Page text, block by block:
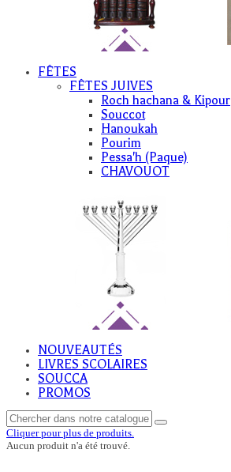
FÊTES
FÊTES JUIVES
Roch hachana & Kipour
Souccot
Hanoukah
Pourim
Pessa'h (Paque)
CHAVOUOT
NOUVEAUTÉS
LIVRES SCOLAIRES
SOUCCA
PROMOS
Cliquer pour plus de produits.
Aucun produit n'a été trouvé.